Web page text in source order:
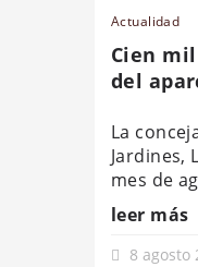
Actualidad
Cien
del
La
Jardines,
mes de
leer más
8 agosto